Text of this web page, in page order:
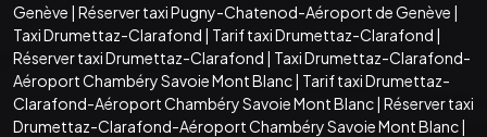
Genève | Réserver taxi Pugny-Chatenod-Aéroport de Genève |
Taxi Drumettaz-Clarafond | Tarif taxi Drumettaz-Clarafond |
Réserver taxi Drumettaz-Clarafond | Taxi Drumettaz-Clarafond-
Aéroport Chambéry Savoie Mont Blanc| Tarif taxi Drumettaz-
Clarafond-Aéroport Chambéry Savoie Mont Blanc| Réserver taxi
Drumettaz-Clarafond-Aéroport Chambéry Savoie Mont Blanc|